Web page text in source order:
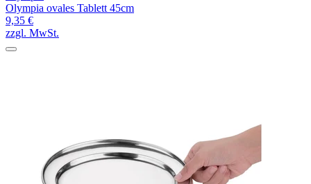
Olympia ovales Tablett 45cm
9,35 €
zzgl. MwSt.